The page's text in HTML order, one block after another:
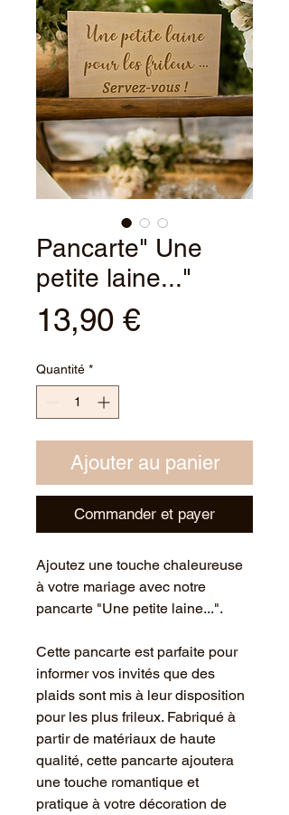
Pancarte" Une
petite laine..."
13,90 €Prix
Quantité *
Ajouter au panier
Commander et payer
Ajoutez une touche chaleureuse
à votre mariage avec notre
pancarte "Une petite laine...".
Cette pancarte est parfaite pour
informer vos invités que des
plaids sont mis à leur disposition
pour les plus frileux. Fabriqué à
partir de matériaux de haute
qualité, cette pancarte ajoutera
une touche romantique et
pratique à votre décoration de